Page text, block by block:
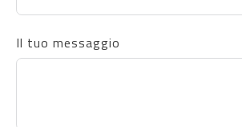
Il tuo messaggio